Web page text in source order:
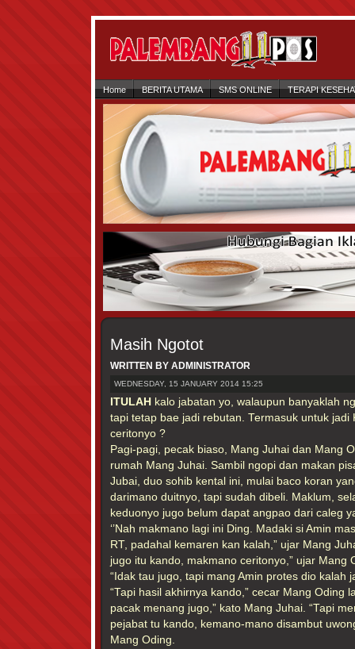
Home BERITA UTAMA SMS ONLINE TERAPI
Masih Ngotot
WRITTEN BY ADMINISTRATOR
WEDNESDAY, 15 JANUARY 2014 15:25
ITULAH kalo jabatan yo, walaupun banyaklah
tapi tetap bae jadi rebutan. Termasuk untuk jadi
ceritonyo ?
Pagi-pagi, pecak biaso, Mang Juhai dan Mang
rumah Mang Juhai. Sambil ngopi dan makan
Jubai, duo sohib kental ini, mulai baco koran
darimano duitnyo, tapi sudah dibeli. Maklum,
keduonyo jugo belum dapat angpao dari caleg
‘’Nah makmano lagi ini Ding. Madaki si Amin
RT, padahal kemaren kan kalah,” ujar Mang
jugo itu kando, makmano ceritonyo,” ujar Mang
“Idak tau jugo, tapi mang Amin protes dio kalah
“Tapi hasil akhirnya kando,” cecar Mang Oding
pacak menang jugo,” kato Mang Juhai. “Tapi
pejabat tu kando, kemano-mano disambut
Mang Oding.